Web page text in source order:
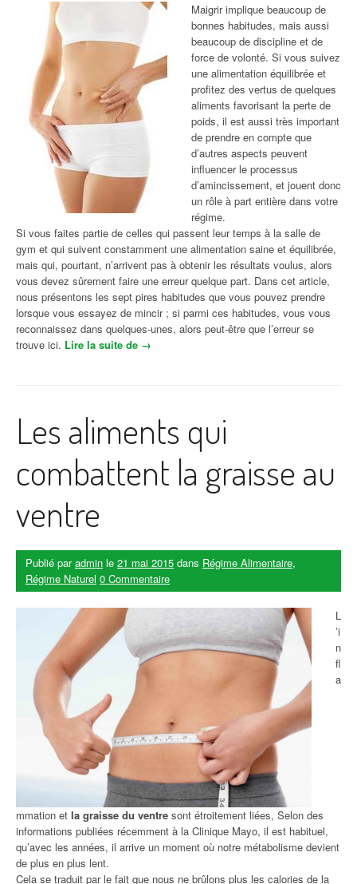
Maigrir implique beaucoup de
bonnes habitudes, mais aussi
beaucoup de discipline et de
force de volonté. Si vous suivez
une alimentation équilibrée et
profitez des vertus de quelques
aliments favorisant la perte de
poids, il est aussi très important
de prendre en compte que
d’autres aspects peuvent
influencer le processus
d’amincissement, et jouent donc
un rôle à part entière dans votre
régime.
Si vous faites partie de celles qui passent leur temps à la salle de
gym et qui suivent constamment une alimentation saine et équilibrée,
mais qui, pourtant, n’arrivent pas à obtenir les résultats voulus, alors
vous devez sûrement faire une erreur quelque part. Dans cet article,
nous présentons les sept pires habitudes que vous pouvez prendre
lorsque vous essayez de mincir ; si parmi ces habitudes, vous vous
reconnaissez dans quelques-unes, alors peut-être que l’erreur se
trouve ici. Lire la suite de « Mauvaises habitudes qui vous empêchent
→
Les aliments qui
combattent la graisse au
ventre
Publié paradmin le 21 mai 2015 dans Régime Alimentaire,
Régime Naturel 0 Commentaire
L
’i
n
fl
a
mmation et la graisse du ventre sont étroitement liées, Selon des
informations publiées récemment à la Clinique Mayo, il est habituel,
qu’avec les années, il arrive un moment où notre métabolisme devient
de plus en plus lent.
Cela se traduit par le fait que nous ne brûlons plus les calories de la